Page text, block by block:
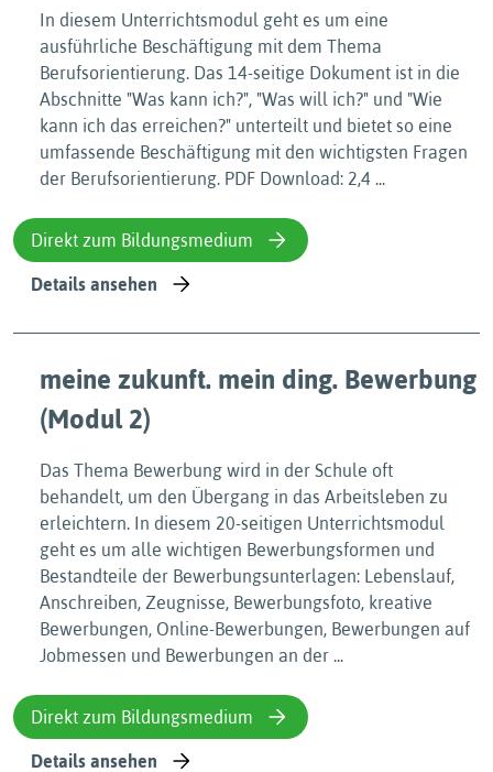
In diesem Unterrichtsmodul geht es um eine
ausführliche Beschäftigung mit dem Thema
Berufsorientierung. Das 14-seitige Dokument ist in die
Abschnitte "Was kann ich?", "Was will ich?" und "Wie
kann ich das erreichen?" unterteilt und bietet so eine
umfassende Beschäftigung mit den wichtigsten Fragen
der Berufsorientierung. PDF Download: 2,4 ...
Direkt zum Bildungsmedium
Details ansehen
meine zukunft. mein ding. Bewerbung
(Modul 2)
Das Thema Bewerbung wird in der Schule oft
behandelt, um den Übergang in das Arbeitsleben zu
erleichtern. In diesem 20-seitigen Unterrichtsmodul
geht es um alle wichtigen Bewerbungsformen und
Bestandteile der Bewerbungsunterlagen: Lebenslauf,
Anschreiben, Zeugnisse, Bewerbungsfoto, kreative
Bewerbungen, Online-Bewerbungen, Bewerbungen auf
Jobmessen und Bewerbungen an der ...
Direkt zum Bildungsmedium
Details ansehen